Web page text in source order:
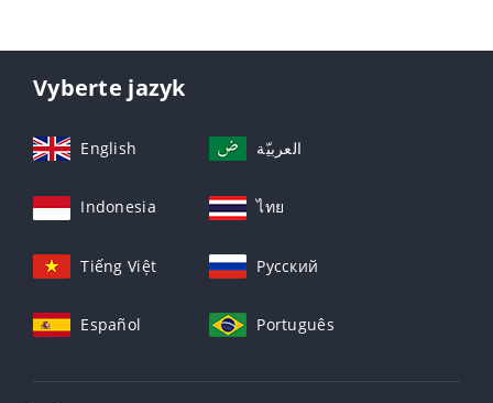
Vyberte jazyk
English العربيّة
Indonesia ไทย
Tiếng Việt Русский
Español Português